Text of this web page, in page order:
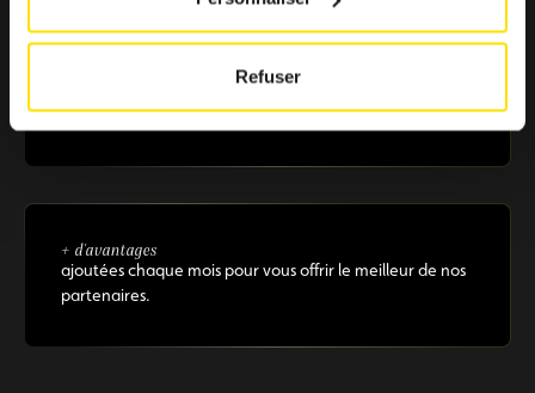
Refuser
Une sélection de marques reconnues au Luxembourg
pour vous garantir des avantages fiables et essentiels.
+ d'avantages
ajoutées chaque mois pour vous offrir le meilleur de nos
partenaires.